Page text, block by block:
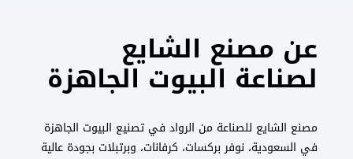
عن مصنع الشايع
لصناعة البيوت الجاهزة
مصنع الشايع للصناعة من الرواد في تصنيع البيوت الجاهزة
في السعودية، نوفر بركسات، كرفانات، وبرتبلات بجودة عالية